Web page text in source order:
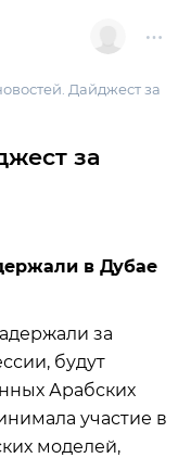
Дайджест за
за
в Дубае
за
будут
Арабских
участие в
моделей,